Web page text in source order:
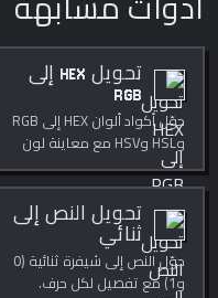
ادوات مشابهة
تحويل HEX إلى
RGB
حوّل أكواد ألوان HEX إلى RGB
وHSL وHSV مع معاينة لون
مباشرة.
تحويل النص إلى
ثنائي
حوّل النص إلى شيفرة ثنائية (0
و1) مع تفصيل لكل حرف.